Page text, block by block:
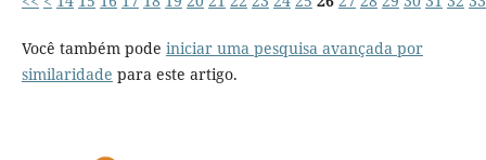
Você também pode iniciar uma pesquisa avançada por
similaridade para este artigo.